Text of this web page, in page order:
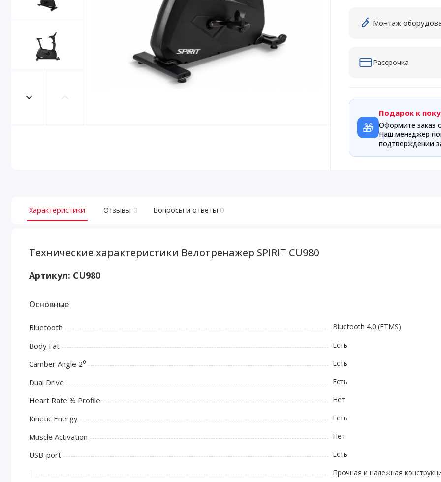
Монтаж
Рассрочка
🎁
Подарок к
Оформите заказ
Наш менеджер
подтверждении
Характеристики Отзывы 0 Вопросы и ответы 0
Технические характеристики Велотренажер SPIRIT CU980
Артикул: CU980
Основные
Bluetooth Bluetooth 4.0 (FTMS)
Body Fat Есть
Camber Angle 2⁰ Есть
Dual Drive Есть
Heart Rate % Profile Нет
Kinetic Energy Есть
Muscle Activation Нет
USB-port Есть
| Прочная и надежная